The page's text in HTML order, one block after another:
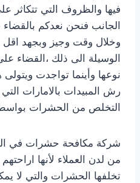
فيها والظروف التي تتكاثر
الجانب فنحن نعدكم
وخلال وقت وجيز وبجهد اقل
الوسيلة الى ذلك ،القضاء
نوعها وأينما تواجدت
رش المبيدات بالامارات
التخلص من الحشرات
شركة مكافحة حشرات في
من لدن العملاء لأنها
تخلفها الحشرات والتي لا